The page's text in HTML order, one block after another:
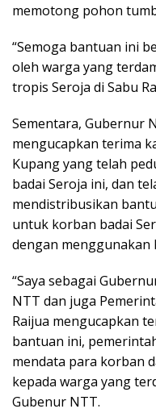
memotong pohon
“Semoga bantuan ini
oleh warga yang
tropis Seroja di Sabu
Sementara, Gubernur
mengucapkan terima
Kupang yang telah
badai Seroja ini, dan
mendistribusikan
untuk korban badai
dengan menggunakan
“Saya sebagai
NTT dan juga
Raijua mengucapkan
bantuan ini,
mendata para korban
kepada warga yang
Gubenur NTT.